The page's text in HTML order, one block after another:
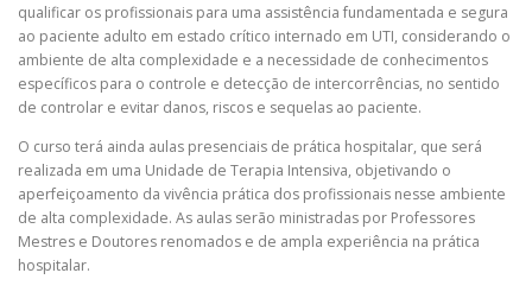
qualificar os profissionais para uma assistência fundamentada e segura
ao paciente adulto em estado crítico internado em UTI, considerando o
ambiente de alta complexidade e a necessidade de conhecimentos
específicos para o controle e detecção de intercorrências, no sentido
de controlar e evitar danos, riscos e sequelas ao paciente.
O curso terá ainda aulas presenciais de prática hospitalar, que será
realizada em uma Unidade de Terapia Intensiva, objetivando o
aperfeiçoamento da vivência prática dos profissionais nesse ambiente
de alta complexidade. As aulas serão ministradas por Professores
Mestres e Doutores renomados e de ampla experiência na prática
hospitalar.